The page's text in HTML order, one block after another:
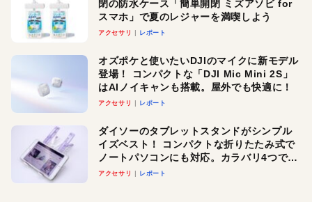
閉の防水ケース「簡単開閉 ミズアソビ for
スマホ」で夏のレジャーを満喫しよう
アクセサリ レポート
オズポケと使いたいDJIのマイクに新モデル
登場！ コンパクトな「DJI Mic Mini 2S」
はAIノイキャンも搭載。屋外でも快適に！
アクセサリ レポート
ダイソーのタブレットスタンドがシンプル
イズベスト！ コンパクトな折りたたみ式で
ノートパソコンにも対応。カラバリ4つで選
べる楽しさも
アクセサリ レポート